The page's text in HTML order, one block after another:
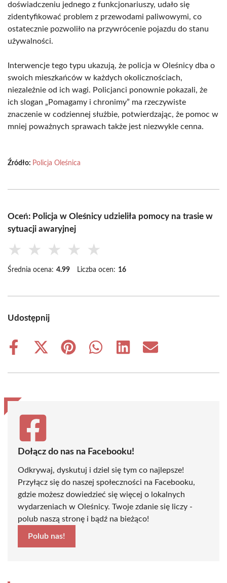
doświadczeniu jednego z funkcjonariuszy, udało się
zidentyfikować problem z przewodami paliwowymi, co
ostatecznie pozwoliło na przywrócenie pojazdu do stanu
używalności.
Interwencje tego typu ukazują, że policja w Oleśnicy dba o
swoich mieszkańców w każdych okolicznościach,
niezależnie od ich wagi. Policjanci ponownie pokazali, że
ich slogan „Pomagamy i chronimy” ma rzeczywiste
znaczenie w codziennej służbie, potwierdzając, że pomoc w
mniej poważnych sprawach także jest niezwykle cenna.
Źródło: Policja Oleśnica
Oceń: Policja w Oleśnicy udzieliła pomocy na trasie w
sytuacji awaryjnej
★ ★ ★ ★ ★
Średnia ocena: 4.99 Liczba ocen: 16
Udostępnij
Share
Share
(Twitter)
Share
Share
Share
Share
Dołącz do nas na Facebooku!
Odkrywaj, dyskutuj i dziel się tym co najlepsze!
Przyłącz się do naszej społeczności na Facebooku,
gdzie możesz dowiedzieć się więcej o lokalnych
wydarzeniach w Oleśnicy. Twoje zdanie się liczy -
polub naszą stronę i bądź na bieżąco!
Polub nas!